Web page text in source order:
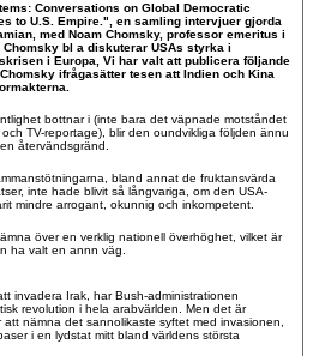
Conversations on Global Democratic
to U.S. Empire.", en samling intervjuer gjorda
med Noam Chomsky, professor emeritus i
bl a diskuterar USAs styrka i
i Europa, Vi har valt att publicera följande
ifrågasätter tesen att Indien och Kina
bottnar i (inte bara det väpnade motståndet
TV-reportage), blir den oundvikliga följden ännu
återvändsgränd.
bland annat de fruktansvärda
inte hade blivit så långvariga, om den USA-
mindre arrogant, okunnig och inkompetent.
över en verklig nationell överhöghet, vilket är
ha valt en annn väg.
invadera Irak, har Bush-administrationen
revolution i hela arabvärlden. Men det är
nämna det sannolikaste syftet med invasionen,
i en lydstat mitt bland världens största